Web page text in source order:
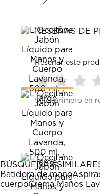
RESEÑAS DE
Reseñar este
Seleccionar
para
calificar
el
artículo
con
1
estrella
Esta
acción
abrirá
Seleccionar
para
calificar
el
artículo
con
2
estrellas.
Esta
acción
abrirá
para
calificar
Esta
acción
abrirá
Sé el primero en
BÚSQUEDAS
Batidora de mano
cuerpoCrema Maños